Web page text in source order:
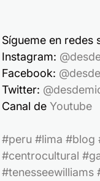
Sígueme en redes
Instagram:
Facebook:
Twitter:
Canal de Youtube
#peru #lima #blog
#centrocultural
#tenesseewilliams